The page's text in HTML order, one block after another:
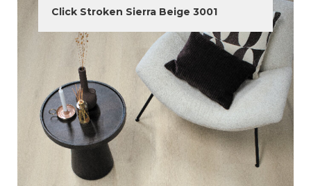
Click Stroken Sierra Beige 3001